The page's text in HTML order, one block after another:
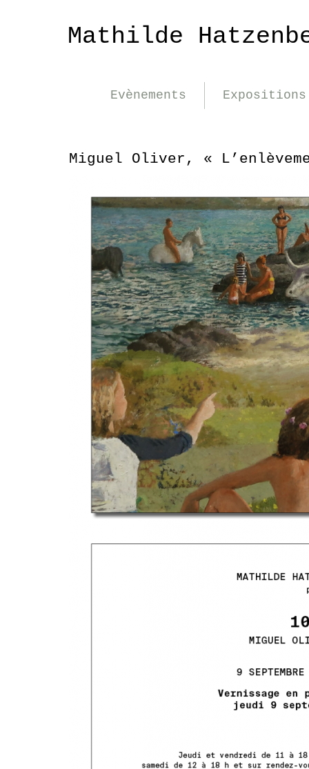
Mathilde
Evènements Expositions
Miguel Oliver, «